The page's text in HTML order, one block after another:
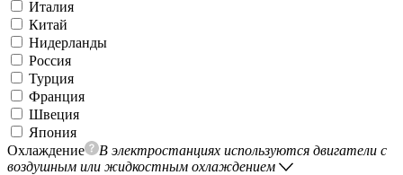
Италия
Китай
Нидерланды
Россия
Турция
Франция
Швеция
Япония
Охлаждение
В электростанциях используются двигатели с
воздушным или жидкостным охлаждением